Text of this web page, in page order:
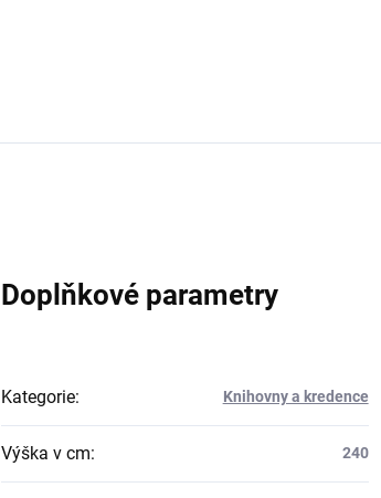
Doplňkové parametry
Kategorie: Knihovny a kredence
Výška v cm: 240